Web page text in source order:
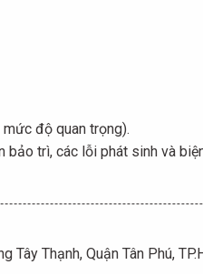
độ quan trọng).
bảo trì, các lỗi phát sinh và
Tây Thạnh, Quận Tân Phú,